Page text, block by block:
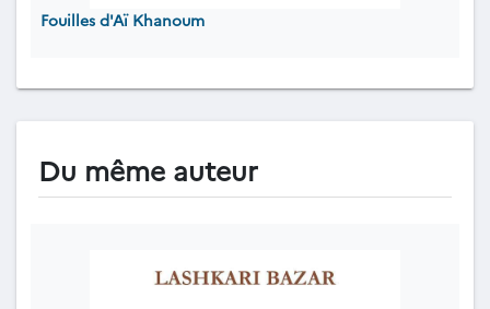
Fouilles d'Aï Khanoum
Du même auteur